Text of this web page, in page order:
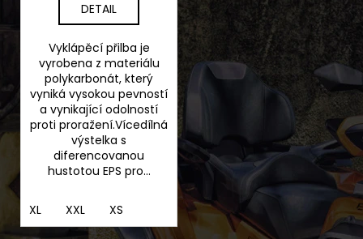
DETAIL
Vyklápěcí přilba je
vyrobena z materiálu
polykarbonát, který
vyniká vysokou pevností
a vynikající odolností
proti proražení.Vícedílná
výstelka s
diferencovanou
hustotou EPS pro...
XL XXL XS